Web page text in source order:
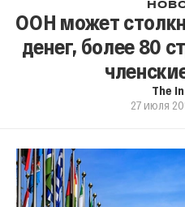
ООН может
денег, более 80
The
27 июля